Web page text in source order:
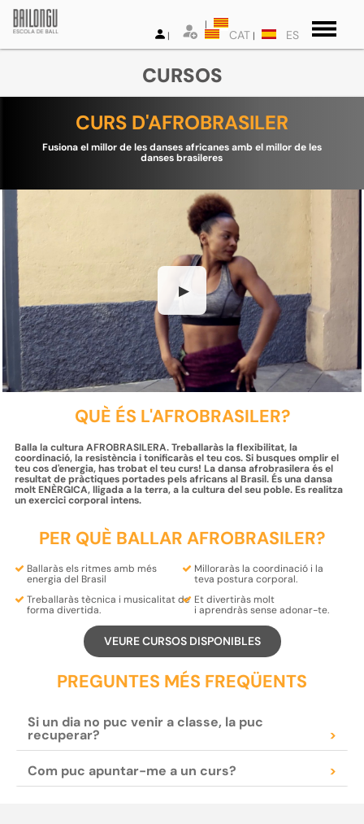
CAT ES
CURSOS
CURS D'AFROBRASILER
Fusiona el millor de les danses africanes amb el millor de les
danses brasileres
▶
QUÈ ÉS L'AFROBRASILER?
Balla la cultura AFROBRASILERA. Treballaràs la flexibilitat, la
coordinació, la resistència i tonificaràs el teu cos. Si busques omplir el
teu cos d'energia, has trobat el teu curs! La dansa afrobrasilera és el
resultat de pràctiques portades pels africans al Brasil. És una dansa
molt ENÈRGICA, lligada a la terra, a la cultura del seu poble. Es realitza
un exercici corporal intens.
PER QUÈ BALLAR AFROBRASILER?
Ballaràs elsritmesamb més
energia del Brasil
Milloraràs la coordinació i la
teva postura corporal.
Treballaràstècnica i musicalitatde
forma divertida.
Etdivertiràsmolt
i aprendràssense adonar-te.
VEURE CURSOS DISPONIBLES
PREGUNTES MÉS FREQÜENTS
Si un dia no puc venir a classe, la puc
recuperar? >
Com puc apuntar-me a un curs? >